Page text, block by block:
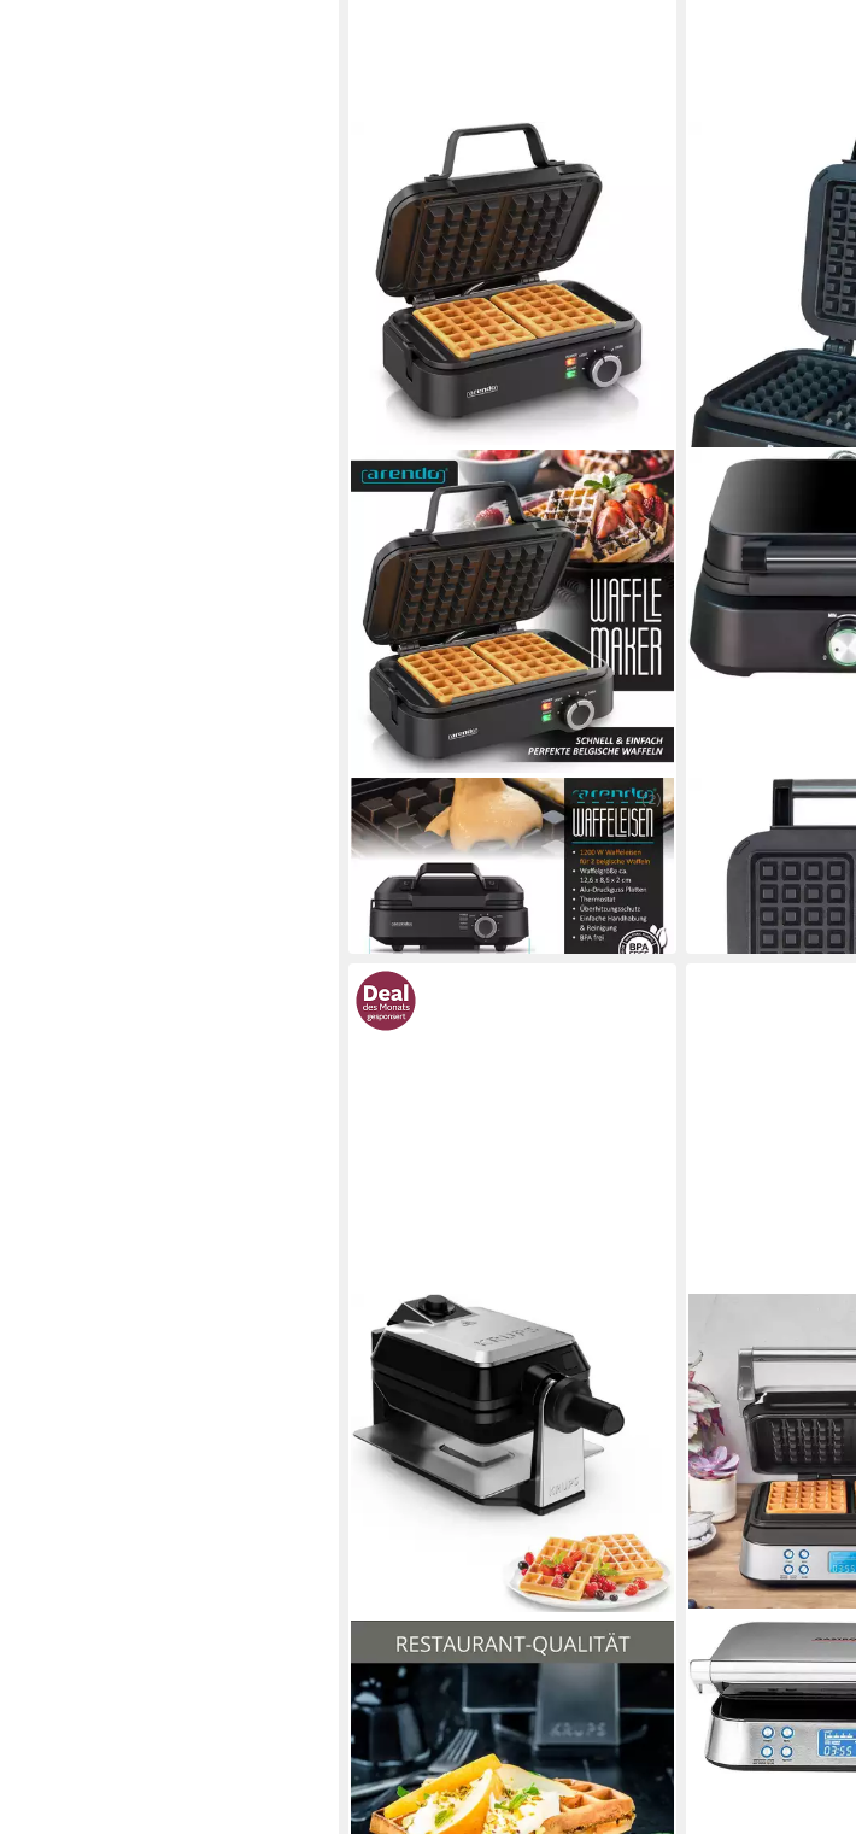
ARENDO
Waffeleisen Waffelautomat – 2
Waffeln à 12,6 cm-
(2)
49,95 € UVP79,95 €
-38%
in 2-3 Werktagen bei dir
Waffeleisen 48275
ab 59,90 €
in 6-7 Werktagen bei dir